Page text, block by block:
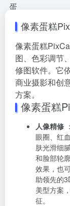
像素蛋糕
像素蛋糕
图、色彩调节
修图软件。它
商业摄影和创
方案。
像素蛋糕
人像精修
眼圈、红
肤光滑细
和脸部轮
效果，也
助领先的
美型方案
征。